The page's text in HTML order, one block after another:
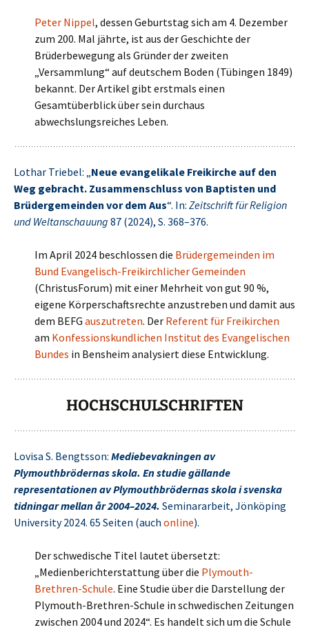
Peter Nippel, dessen Geburtstag sich am 4. Dezember
zum 200. Mal jährte, ist aus der Geschichte der
Brüderbewegung als Gründer der zweiten
„Versammlung“ auf deutschem Boden (Tübingen 1849)
bekannt. Der Artikel gibt erstmals einen
Gesamtüberblick über sein durchaus
abwechslungsreiches Leben.
Lothar Triebel: „Neue evangelikale Freikirche auf den
Weg gebracht. Zusammenschluss von Baptisten und
Brüdergemeinden vor dem Aus“. In: Zeitschrift für Religion
und Weltanschauung 87 (2024), S. 368–376.
Im April 2024 beschlossen die Brüdergemeinden im
Bund Evangelisch-Freikirchlicher Gemeinden
(ChristusForum) mit einer Mehrheit von gut 90 %,
eigene Körperschaftsrechte anzustreben und damit aus
dem BEFG auszutreten. Der Referent für Freikirchen
am Konfessionskundlichen Institut des Evangelischen
Bundes in Bensheim analysiert diese Entwicklung.
HOCHSCHULSCHRIFTEN
Lovisa S. Bengtsson: Mediebevakningen av
Plymouthbrödernas skola. En studie gällande
representationen av Plymouthbrödernas skola i svenska
tidningar mellan år 2004–2024. Seminararbeit, Jönköping
University 2024. 65 Seiten (auch online).
Der schwedische Titel lautet übersetzt:
„Medienberichterstattung über die Plymouth-
Brethren-Schule. Eine Studie über die Darstellung der
Plymouth-Brethren-Schule in schwedischen Zeitungen
zwischen 2004 und 2024“. Es handelt sich um die Schule